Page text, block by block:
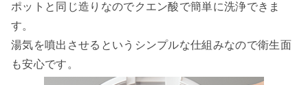
ポットと同じ造りなのでクエン酸で簡単に洗浄できま
す。
湯気を噴出させるというシンプルな仕組みなので衛生面
も安心です。